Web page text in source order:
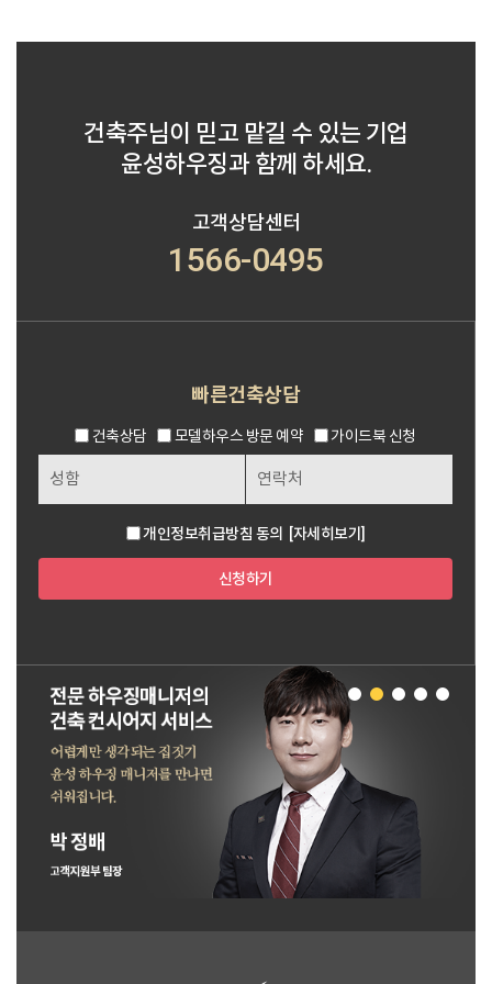
건축주님이 믿고 맡길 수 있는 기업
윤성하우징과 함께 하세요.
고객상담센터
1566-0495
빠른건축상담
건축상담 모델하우스 방문 예약 가이드북 신청
개인정보취급방침 동의 [자세히보기]
신청하기